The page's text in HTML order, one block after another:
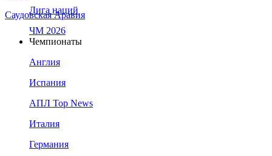
Саудовская Аравия
Лига наций
ЧМ 2026
Чемпионаты
Англия
Испания
АПЛ Top News
Италия
Германия